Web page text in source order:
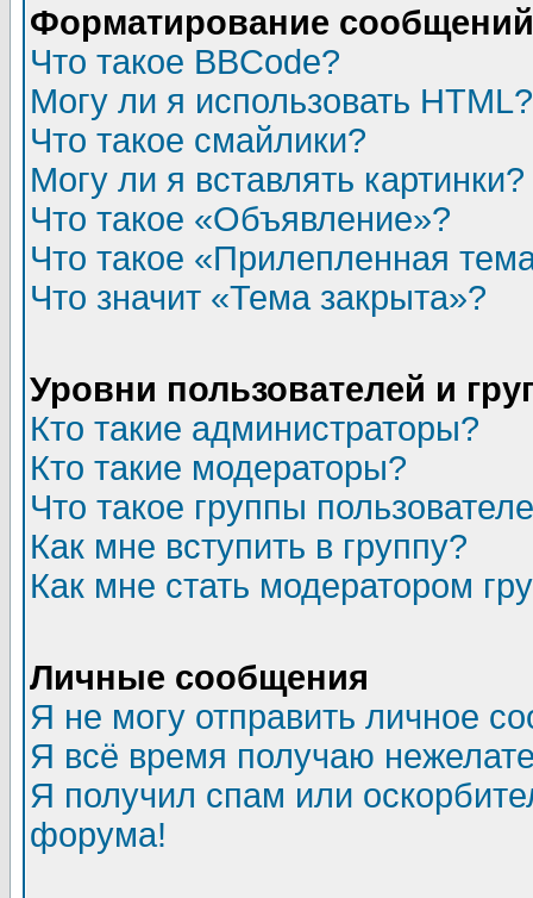
Форматирование
Что такое BBCode?
Могу ли я использовать HTML?
Что такое смайлики?
Могу ли я вставлять картинки?
Что такое «Объявление»?
Что такое «Прилепленная
Что значит «Тема закрыта»?
Уровни пользователей и
Кто такие администраторы?
Кто такие модераторы?
Что такое группы
Как мне вступить в группу?
Как мне стать модератором
Личные сообщения
Я не могу отправить личное
Я всё время получаю
Я получил спам или
форума!